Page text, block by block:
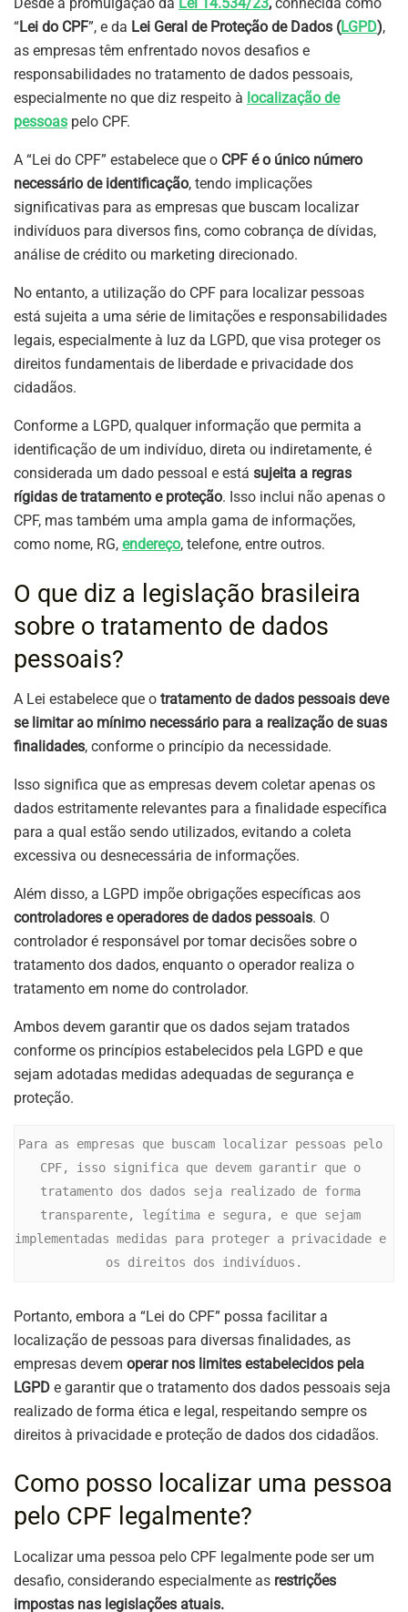
“Lei do CPF”, e da Lei Geral de Proteção de Dados (LGPD),
as empresas têm enfrentado novos desafios e
responsabilidades no tratamento de dados pessoais,
especialmente no que diz respeito à localização de
pessoas pelo CPF.
A “Lei do CPF” estabelece que o CPF é o único número
necessário de identificação, tendo implicações
significativas para as empresas que buscam localizar
indivíduos para diversos fins, como cobrança de dívidas,
análise de crédito ou marketing direcionado.
No entanto, a utilização do CPF para localizar pessoas
está sujeita a uma série de limitações e responsabilidades
legais, especialmente à luz da LGPD, que visa proteger os
direitos fundamentais de liberdade e privacidade dos
cidadãos.
Conforme a LGPD, qualquer informação que permita a
identificação de um indivíduo, direta ou indiretamente, é
considerada um dado pessoal e está sujeita a regras
rígidas de tratamento e proteção. Isso inclui não apenas o
CPF, mas também uma ampla gama de informações,
como nome, RG, endereço, telefone, entre outros.
O que diz a legislação brasileira
sobre o tratamento de dados
pessoais?
A Lei estabelece que o tratamento de dados pessoais deve
se limitar ao mínimo necessário para a realização de suas
finalidades, conforme o princípio da necessidade.
Isso significa que as empresas devem coletar apenas os
dados estritamente relevantes para a finalidade específica
para a qual estão sendo utilizados, evitando a coleta
excessiva ou desnecessária de informações.
Além disso, a LGPD impõe obrigações específicas aos
controladores e operadores de dados pessoais. O
controlador é responsável por tomar decisões sobre o
tratamento dos dados, enquanto o operador realiza o
tratamento em nome do controlador.
Ambos devem garantir que os dados sejam tratados
conforme os princípios estabelecidos pela LGPD e que
sejam adotadas medidas adequadas de segurança e
proteção.
Para as empresas que buscam localizar pessoas pelo
CPF, isso significa que devem garantir que o
tratamento dos dados seja realizado de forma
transparente, legítima e segura, e que sejam
implementadas medidas para proteger a privacidade e
os direitos dos indivíduos.
Portanto, embora a “Lei do CPF” possa facilitar a
localização de pessoas para diversas finalidades, as
empresas devem operar nos limites estabelecidos pela
LGPD e garantir que o tratamento dos dados pessoais seja
realizado de forma ética e legal, respeitando sempre os
direitos à privacidade e proteção de dados dos cidadãos.
Como posso localizar uma pessoa
pelo CPF legalmente?
Localizar uma pessoa pelo CPF legalmente pode ser um
desafio, considerando especialmente as restrições
impostas nas legislações atuais.